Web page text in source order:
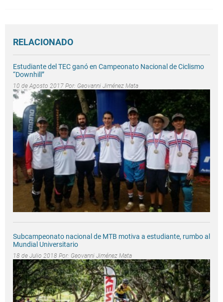
RELACIONADO
Estudiante del TEC ganó en Campeonato Nacional de Ciclismo
“Downhill”
10 de Agosto 2017 Por: Geovanni Jiménez Mata
Subcampeonato nacional de MTB motiva a estudiante, rumbo al
Mundial Universitario
18 de Julio 2018 Por: Geovanni Jiménez Mata